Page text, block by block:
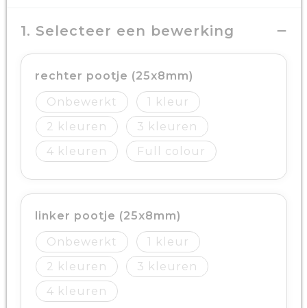
1. Selecteer een bewerking
rechter pootje (25x8mm)
Onbewerkt
1
2
3
4
Full colour
linker pootje (25x8mm)
Onbewerkt
1
2
3
4